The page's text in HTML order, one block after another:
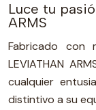
Luce tu
ARMS
Fabricado con
LEVIATHAN
cualquier
distintivo a su